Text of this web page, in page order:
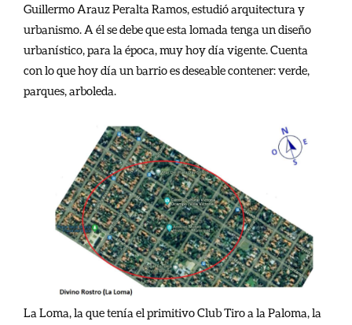
Guillermo Arauz Peralta Ramos, estudió arquitectura y
urbanismo. A él se debe que esta lomada tenga un diseño
urbanístico, para la época, muy hoy día vigente. Cuenta
con lo que hoy día un barrio es deseable contener: verde,
parques, arboleda.
La Loma, la que tenía el primitivo Club Tiro a la Paloma, la